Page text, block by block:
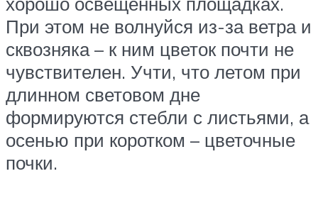
При этом не волнуйся из-за ветра и
сквозняка – к ним цветок почти не
чувствителен. Учти, что летом при
длинном световом дне
формируются стебли с листьями, а
осенью при коротком – цветочные
почки.